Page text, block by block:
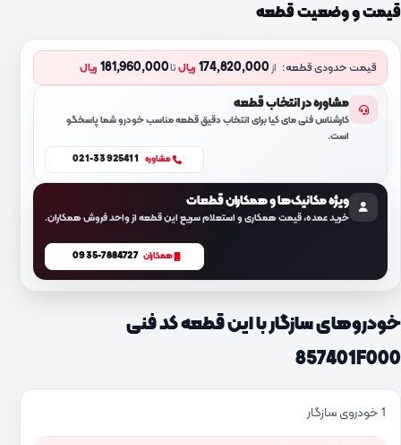
قیمت و وضعیت قطعه
قیمت حدودی قطعه: از174,820,000 ریالتا181,960,000 ریال
مشاوره در انتخاب قطعه
کارشناس فنی مای کیا برای انتخاب دقیق قطعه مناسب خودرو شما پاسخگو
است.
مشاوره 021-33925411
ویژه مکانیک‌ها و همکاران قطعات
خرید عمده، قیمت همکاری و استعلام سریع این قطعه از واحد فروش همکاران.
همکاران 0935-7884727
خودروهای سازگار با این قطعه کد فنی
857401F000
1 خودروی سازگار